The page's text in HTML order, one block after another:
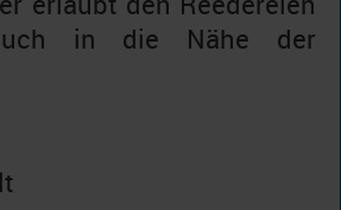
in die Nähe der